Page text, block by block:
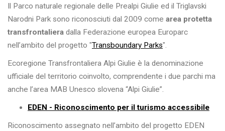
Il Parco naturale regionale delle Prealpi Giulie ed il Triglavski
Narodni Park sono riconosciuti dal 2009 come area protetta
transfrontaliera dalla Federazione europea Europarc
nell’ambito del progetto "Transboundary Parks".
Ecoregione Transfrontaliera Alpi Giulie è la denominazione
ufficiale del territorio coinvolto, comprendente i due parchi ma
anche l’area MAB Unesco slovena “Alpi Giulie”.
EDEN - Riconoscimento per il turismo accessibile
Riconoscimento assegnato nell’ambito del progetto EDEN